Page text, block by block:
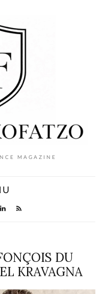
MAGAZINE
DU
KRAVAGNA